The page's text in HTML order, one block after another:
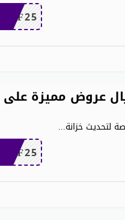
MEAF25
خصم شي ان 500 ريال عروض
...
MEAF25